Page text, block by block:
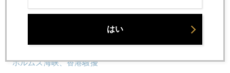
英国漂流、ほくそ笑む中国
ホルムズ海峡、香港騒擾
はい